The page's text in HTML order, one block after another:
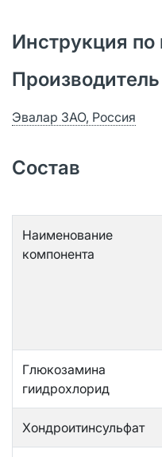
Инструкция
Производитель
Эвалар ЗАО, Россия
Состав
Наименование
компонента
Глюкозамина
гиидрохлорид
Хондроитинсульфат